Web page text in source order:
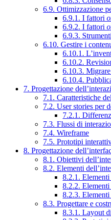
6.9. Ottimizzazione
6.9.1. I fattori
6.9.2. I fattori
6.9.3.
6.10. Gestire i
6.10.1.
6.10.2.
6.10.3.
6.10.4.
7. Progettazione
7.1. Caratteristiche
7.2. User stories per
7.2.1.
7.3. Flussi di
7.4. Wireframe
7.5. Prototipi
8. Progettazione
8.1. Obiettivi
8.2. Elementi
8.2.1.
8.2.2.
8.2.3.
8.3. Progettare e
8.3.1. Layout